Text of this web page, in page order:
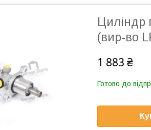
Циліндр
(вир-во
1 883 ₴
Готово до